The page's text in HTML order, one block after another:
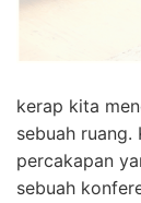
kerap kita
sebuah ruang.
percakapan
sebuah